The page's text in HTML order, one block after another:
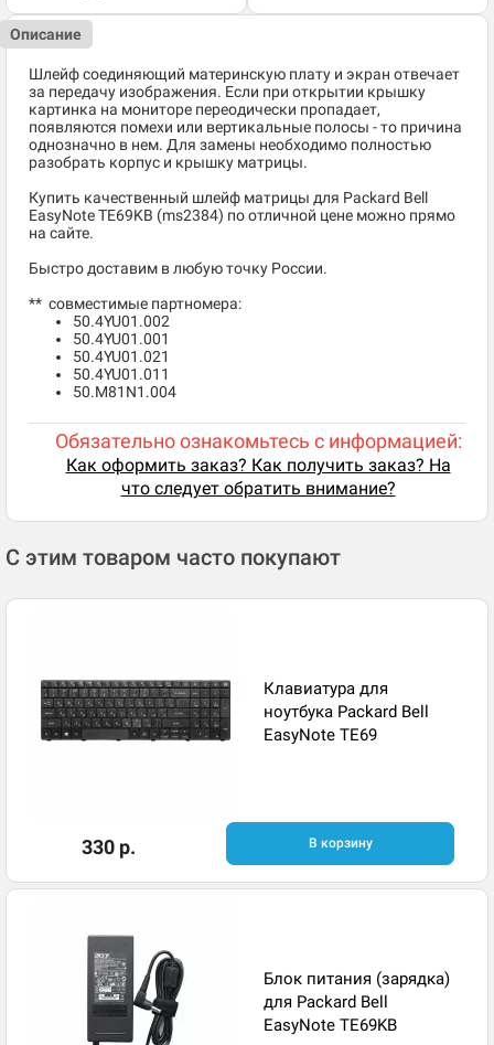
Описание
Шлейф соединяющий материнскую плату и экран отвечает
за передачу изображения. Если при открытии крышку
картинка на мониторе переодически пропадает,
появляются помехи или вертикальные полосы - то причина
однозначно в нем. Для замены необходимо полностью
разобрать корпус и крышку матрицы.
Купить качественный шлейф матрицы для Packard Bell
EasyNote TE69KB (ms2384) по отличной цене можно прямо
на сайте.
Быстро доставим в любую точку России.
** совместимые партномера:
50.4YU01.002
50.4YU01.001
50.4YU01.021
50.4YU01.011
50.M81N1.004
Обязательно ознакомьтесь с информацией:
Как оформить заказ? Как получить заказ? На
что следует обратить внимание?
С этим товаром часто покупают
Клавиатура для
ноутбука Packard Bell
EasyNote TE69
330 р. В корзину
Блок питания (зарядка)
для Packard Bell
EasyNote TE69KB